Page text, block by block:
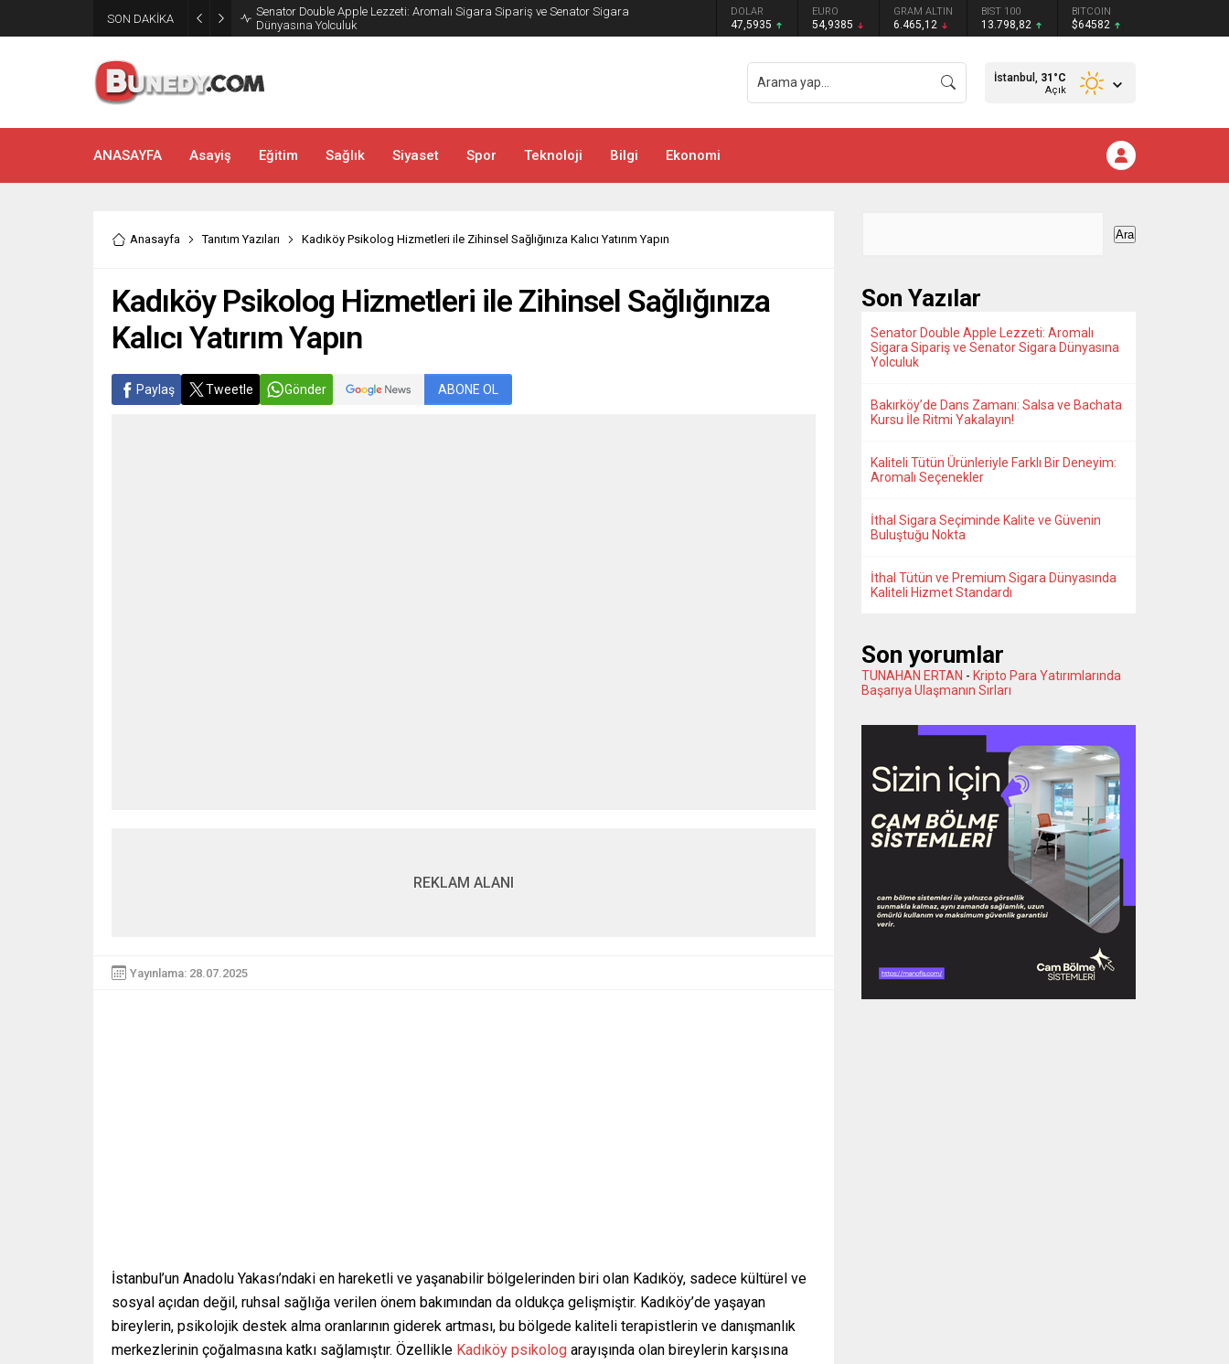
SON DAKİKA Bakırköy’de Dans Zamanı: Salsa ve Bachata Kursu İle Ritmi Yakalayın! DOLAR
47,5935
EURO
54,9385
GRAM ALTIN
6.465,12
BIST 100
13.798,82
BITCOIN
$64582
İstanbul, 31 °C
Açık
ANASAYFA Asayiş Eğitim Sağlık Siyaset Spor Teknoloji Bilgi Ekonomi
Anasayfa Tanıtım Yazıları Kadıköy Psikolog Hizmetleri ile Zihinsel Sağlığınıza Kalıcı Yatırım Yapın
Kadıköy Psikolog Hizmetleri ile Zihinsel Sağlığınıza
Kalıcı Yatırım Yapın
Paylaş Tweetle Gönder ABONE OL
REKLAM ALANI
Yayınlama: 28.07.2025
İstanbul’un Anadolu Yakası’ndaki en hareketli ve yaşanabilir bölgelerinden biri olan Kadıköy, sadece kültürel ve
sosyal açıdan değil, ruhsal sağlığa verilen önem bakımından da oldukça gelişmiştir. Kadıköy’de yaşayan
bireylerin, psikolojik destek alma oranlarının giderek artması, bu bölgede kaliteli terapistlerin ve danışmanlık
merkezlerinin çoğalmasına katkı sağlamıştır. Özellikle Kadıköy psikolog arayışında olan bireylerin karşısına
Ara
Son Yazılar
Senator Double Apple Lezzeti: Aromalı
Sigara Sipariş ve Senator Sigara Dünyasına
Yolculuk
Bakırköy’de Dans Zamanı: Salsa ve Bachata
Kursu İle Ritmi Yakalayın!
Kaliteli Tütün Ürünleriyle Farklı Bir Deneyim:
Aromalı Seçenekler
İthal Sigara Seçiminde Kalite ve Güvenin
Buluştuğu Nokta
İthal Tütün ve Premium Sigara Dünyasında
Kaliteli Hizmet Standardı
Son yorumlar
TUNAHAN ERTAN - Kripto Para Yatırımlarında
Başarıya Ulaşmanın Sırları